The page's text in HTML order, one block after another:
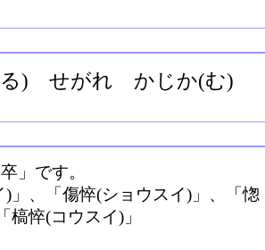
) せがれ かじか(む)
」です。
)」、「傷悴(ショウスイ)」、「愡
槁悴(コウスイ)」